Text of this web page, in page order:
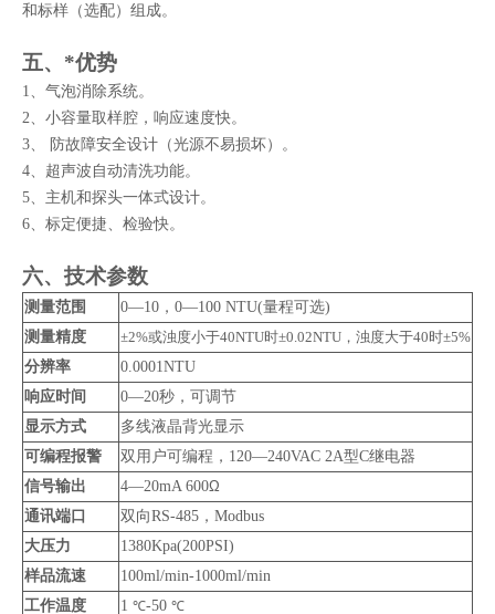
和标样（选配）组成。
五、*优势
1、 气泡消除系统。
2、 小容量取样腔，响应速度快。
3、
防故障安全设计（光源不易损坏）
。
4、 超声波自动清洗功能。
5、 主机和探头一体式设计。
6、 标定便捷、检验快。
六、技术参数
测量范围
0—10，0—100 NTU(量程可选)
测量精度
±2%或浊度小于40NTU时±0.02NTU，浊度大于40时±5%
分辨率
0.0001NTU
响应时间
0—20秒，可调节
显示方式
多线液晶背光显示
可编程报警
双用户可编程，120—240VAC 2A型C继电器
信号输出
4—20mA 600Ω
通讯端口
双向RS-485，Modbus
大压力
1380Kpa(200PSI)
样品流速
100ml/min-1000ml/min
工作温度
1 ℃-50 ℃